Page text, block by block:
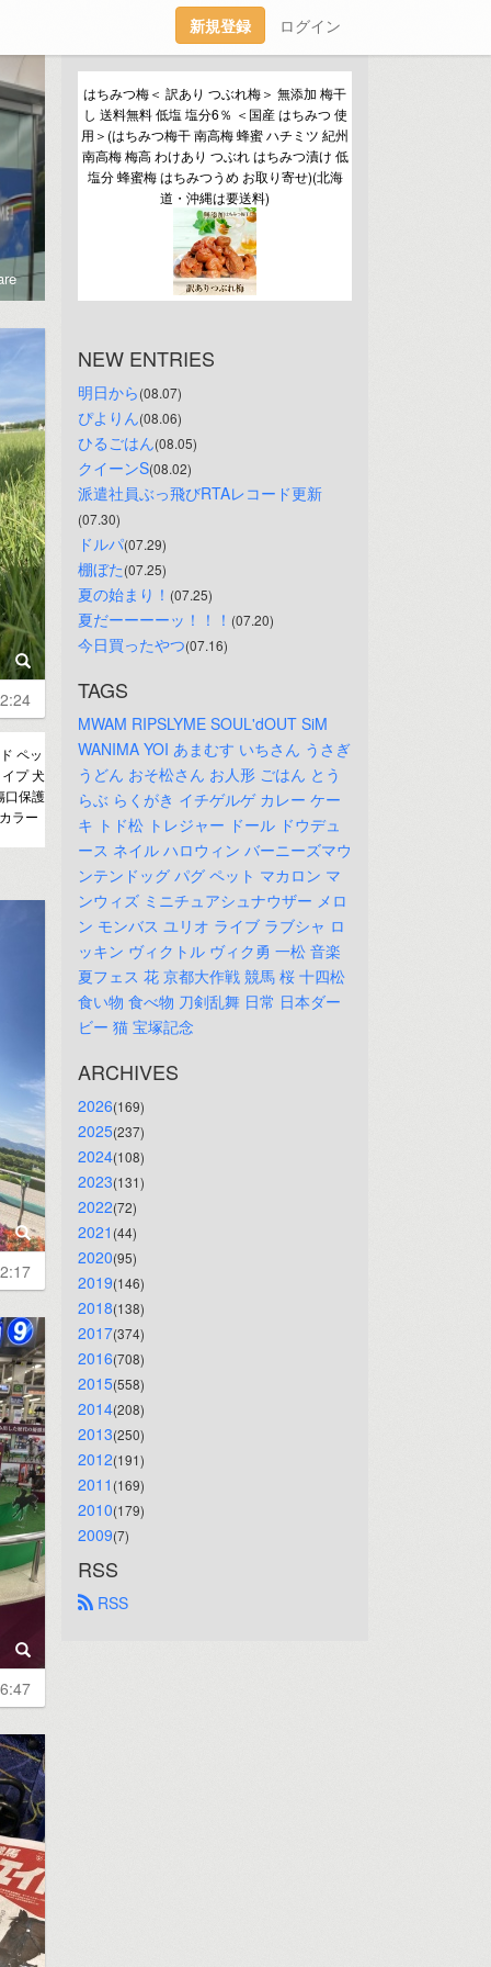
新規登録 ログイン
ペッ
プ 犬
口保護
ラー
はちみつ梅＜ 訳あり つぶれ梅＞ 無添加 梅干
し 送料無料 低塩 塩分6％ ＜国産 はちみつ 使
用＞(はちみつ梅干 南高梅 蜂蜜 ハチミツ 紀州
南高梅 梅高 わけあり つぶれ はちみつ漬け 低
塩分 蜂蜜梅 はちみつうめ お取り寄せ)(北海
道・沖縄は要送料)
NEW ENTRIES
明日から(08.07)
ぴよりん(08.06)
ひるごはん(08.05)
クイーンS(08.02)
派遣社員ぶっ飛びRTAレコード更新
(07.30)
ドルパ(07.29)
棚ぼた(07.25)
夏の始まり！ (07.25)
夏だーーーーッ！！！ (07.20)
今日買ったやつ(07.16)
TAGS
MWAM RIPSLYME SOUL'dOUT SiM
WANIMA YOI あまむす いちさん うさぎ
うどん おそ松さん お人形 ごはん とう
らぶ らくがき イチゲルゲ カレー ケー
キ トド松 トレジャー ドール ドウデュ
ース ネイル ハロウィン バーニーズマウ
ンテンドッグ パグ ペット マカロン マ
ンウィズ ミニチュアシュナウザー メロ
ン モンバス ユリオ ライブ ラブシャ ロ
ッキン ヴィクトル ヴィク勇 一松 音楽
夏フェス 花 京都大作戦 競馬 桜 十四松
食い物 食べ物 刀剣乱舞 日常 日本ダー
ビー 猫 宝塚記念
ARCHIVES
2026(169)
2025(237)
2024(108)
2023(131)
2022(72)
2021 (44)
2020(95)
2019(146)
2018(138)
2017(374)
2016(708)
2015(558)
2014(208)
2013(250)
2012(191)
2011 (169)
2010(179)
2009(7)
RSS
RSS